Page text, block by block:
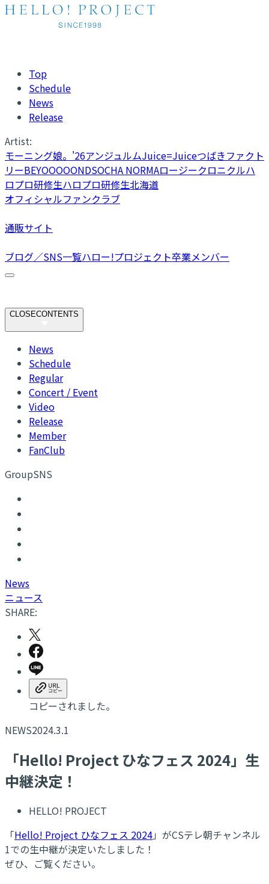
Top
Schedule
News
Release
Artist:
モーニング娘。'26アンジュルムJuice=Juiceつばきファクト
リーBEYOOOOONDSOCHA NORMAロージークロニクルハ
ロプロ研修生ハロプロ研修生北海道
オフィシャルファンクラブ
通販サイト
ブログ／SNS一覧ハロー!プロジェクト卒業メンバー
CLOSECONTENTS
News
Schedule
Regular
Concert / Event
Video
Release
Member
FanClub
GroupSNS
News
ニュース
SHARE:
コピーされました。
NEWS2024.3.1
「Hello! Project ひなフェス 2024」生
中継決定！
HELLO! PROJECT
「Hello! Project ひなフェス 2024」がCSテレ朝チャンネル
1での生中継が決定いたしました！
ぜひ、ご覧ください。